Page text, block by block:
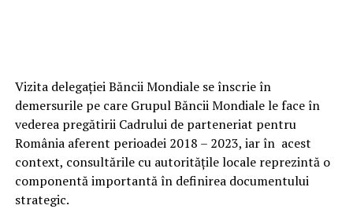
Vizita delegației Băncii Mondiale se înscrie în
demersurile pe care Grupul Băncii Mondiale le face în
vederea pregătirii Cadrului de parteneriat pentru
România aferent perioadei 2018 – 2023, iar în acest
context, consultările cu autoritățile locale reprezintă o
componentă importantă în definirea documentului
strategic.